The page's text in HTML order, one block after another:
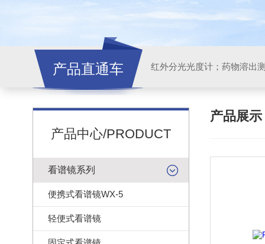
产品直通车 红外分光光度计；药物溶出
产品中心/PRODUCT
看谱镜系列
便携式看谱镜WX-5
轻便式看谱镜
产品展示